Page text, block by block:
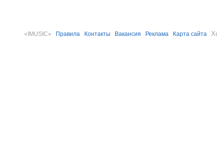
«IMUSIC» Правила Контакты Вакансия Реклама Карта сайта